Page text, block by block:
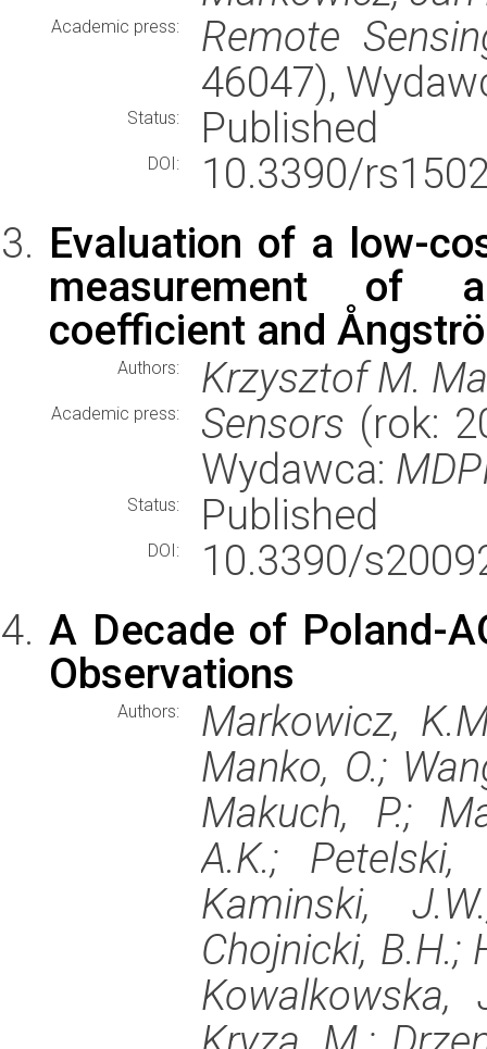
Academic press:
Remote
46047),
Status: Published
DOI:
10.3390/
Evaluation of a low-
measurement of
coefficient and
Authors: Krzysztof M.
Academic press: Sensors (rok:
Wydawca:
Status: Published
DOI:
10.3390/
A Decade of Poland-
Observations
Authors:
Markowicz,
Manko, O.;
Makuch, P.;
A.K.;
Kaminski,
Chojnicki, B.H.;
Kowalkowska,